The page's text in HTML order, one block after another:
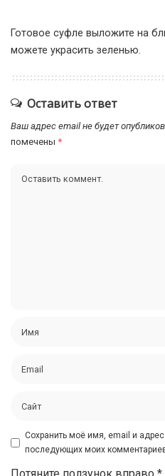
Готовое суфле выложите на
можете украсить зеленью.
Оставить ответ
Ваш адрес email не будет
помечены *
Сохранить моё имя, email и
последующих моих